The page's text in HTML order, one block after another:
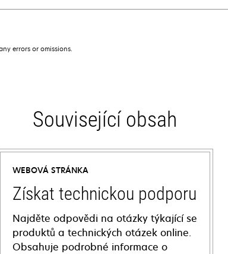
errors or omissions.
Související obsah
WEBOVÁ STRÁNKA
Získat technickou podporu
Najděte odpovědi na otázky týkající se
produktů a technických otázek online.
Obsahuje podrobné informace o